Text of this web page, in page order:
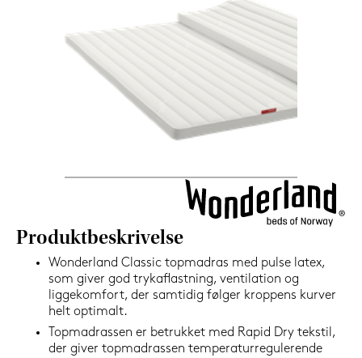
Produktbeskrivelse
Wonderland Classic topmadras med pulse latex,
som giver god trykaflastning, ventilation og
liggekomfort, der samtidig følger kroppens kurver
helt optimalt.
Topmadrassen er betrukket med Rapid Dry tekstil,
der giver topmadrassen temperaturregulerende